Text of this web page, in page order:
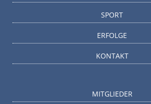
SPORT
ERFOLGE
KONTAKT
MITGLIEDER